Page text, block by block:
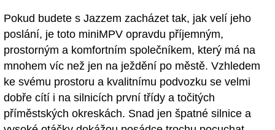
Pokud budete s Jazzem zacházet tak, jak velí jeho
poslání, je toto miniMPV opravdu příjemným,
prostorným a komfortním společníkem, který má na
mnohem víc než jen na ježdění po městě. Vzhledem
ke svému prostoru a kvalitnímu podvozku se velmi
dobře cítí i na silnicích první třídy a točitých
příměstských okreskách. Snad jen špatné silnice a